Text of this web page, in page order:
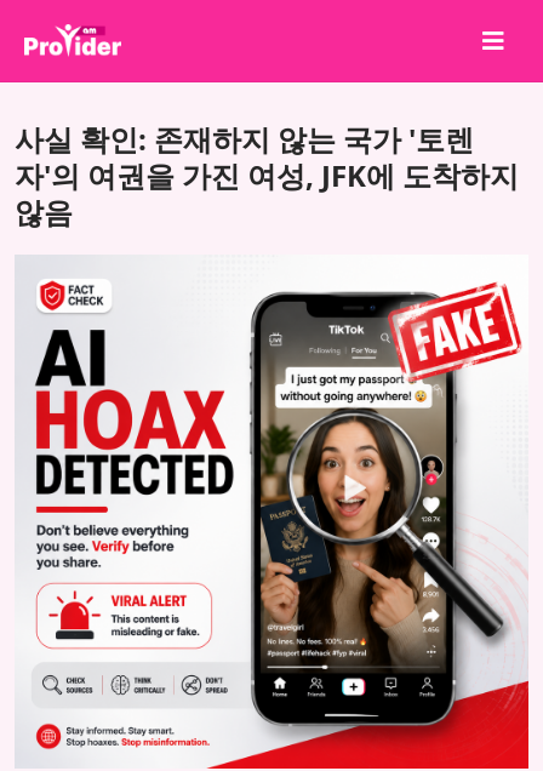
회사 소개
로그인
회원가입
서비스
API
이용약관
블로그
사실 확인: 존재하지 않는 국가 '토렌
자'의 여권을 가진 여성, JFK에 도착하지
않음